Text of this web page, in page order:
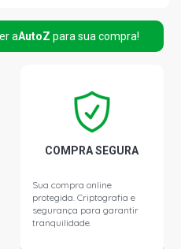
12V OM352 DIESEL (1970 -
aAutoZ para sua compra!
COMPRA SEGURA
Sua compra online
protegida. Criptografia e
segurança para garantir
tranquilidade.